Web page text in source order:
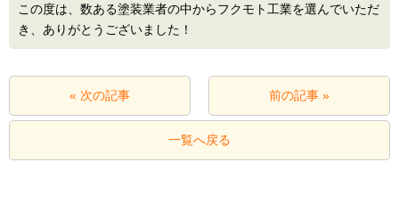
この度は、数ある塗装業者の中からフクモト工業を選んでいただ
き、ありがとうございました！
« 次の記事 前の記事 »
一覧へ戻る